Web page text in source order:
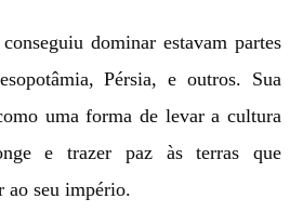
dominar estavam partes
Pérsia, e outros. Sua
uma forma de levar a cultura
e trazer paz às terras que
ao seu império.